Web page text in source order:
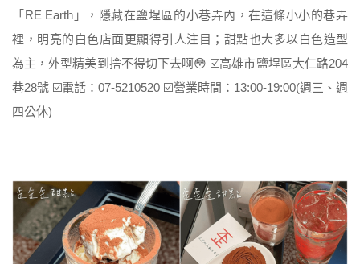
「RE Earth」，隱藏在鹽埕區的小巷弄內，在這條小小的巷弄
裡，明亮的白色店面更顯得引人注目；甜點也大多以白色造型
為主，外型精美到捨不得切下去啊😳 ☑️高雄市鹽埕區大仁路204
巷28號 ☑️電話：07-5210520 ☑️營業時間：13:00-19:00(週三、週
四公休)